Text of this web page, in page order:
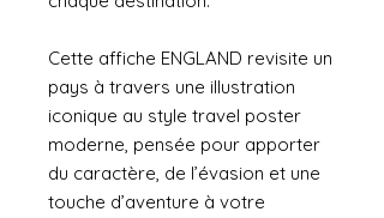
Cette affiche ENGLAND revisite un
pays à travers une illustration
iconique au style travel poster
moderne, pensée pour apporter
du caractère, de l’évasion et une
touche d’aventure à votre